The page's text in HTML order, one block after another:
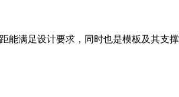
满足设计要求，同时也是模板及其支撑